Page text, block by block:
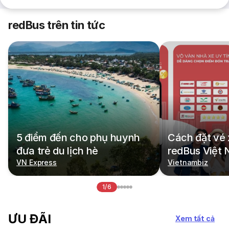
redBus trên tin tức
5 điểm đến cho phụ huynh
đưa trẻ du lịch hè
VN Express
Cách đặt vé
redBus Việt
Vietnambiz
1/6
ƯU ĐÃI Xem tất cả